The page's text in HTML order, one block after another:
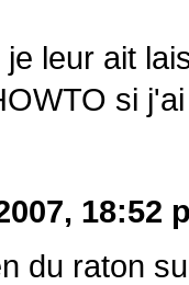
leur ait
si
18:52
du raton